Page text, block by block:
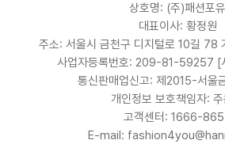
상호명: (주)패션포유
대표이사: 황정원
주소: 서울시 금천구 디지털로 10길 78
사업자등록번호: 209-81-59257 [
통신판매업신고: 제2015-서울
개인정보 보호책임자: 주
고객센터: 1666-
E-mail: